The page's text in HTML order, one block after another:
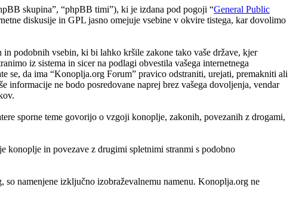
skupina”, “phpBB timi”), ki je izdana pod pogoji “General Public
diskusije in GPL jasno omejuje vsebine v okvire tistega, kar dovolimo
podobnih vsebin, ki bi lahko kršile zakone tako vaše države, kjer
iz sistema in sicer na podlagi obvestila vašega internetnega
se, da ima “Konoplja.org Forum” pravico odstraniti, urejati, premakniti ali
informacije ne bodo posredovane naprej brez vašega dovoljenja, vendar
sporne teme govorijo o vzgoji konoplje, zakonih, povezanih z drogami,
konoplje in povezave z drugimi spletnimi stranmi s podobno
namenjene izključno izobraževalnemu namenu. Konoplja.org ne